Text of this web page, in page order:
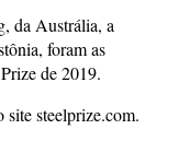
da Austrália, a
foram as
de 2019.
site steelprize.com.